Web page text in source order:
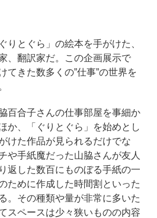
とぐら」の絵本を手がけた、
、翻訳家だ。この企画展示で
てきた数多くの”仕事”の世界を
百合子さんの仕事部屋を事細か
か、「ぐりとぐら」を始めとし
けた作品が見られるだけでな
や手紙魔だった山脇さんが友人
返した数百にものぼる手紙の一
ために作成した時間割といった
。その種類や量が非常に多いた
スペースは少々狭いものの内容